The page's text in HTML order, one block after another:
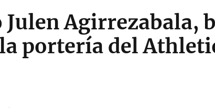
Julen Agirrezabala,
portería del